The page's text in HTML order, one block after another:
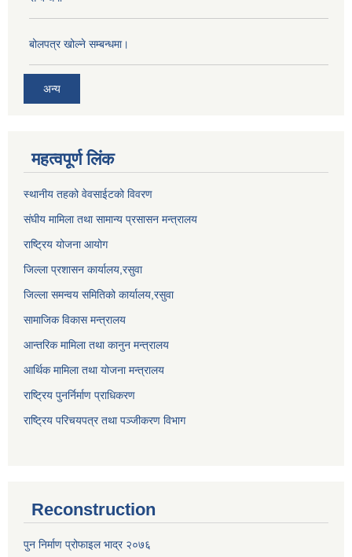
बोलपत्र खोल्ने सम्बन्धमा।
अन्य
महत्वपूर्ण लिंक
स्थानीय तहको वेवसाईटको विवरण
संघीय मामिला तथा सामान्य प्रसासन मन्त्रालय
राष्ट्रिय योजना आयोग
जिल्ला प्रशासन कार्यालय, रसुवा
जिल्ला समन्वय समितिको कार्यालय, रसुवा
सामाजिक विकास मन्त्रालय
आन्तरिक मामिला तथा कानुन मन्त्रालय
आर्थिक मामिला तथा योजना मन्त्रालय
राष्ट्रिय पुनर्निर्माण प्राधिकरण
राष्ट्रिय परिचयपत्र तथा पञ्जीकरण विभाग
Reconstruction
पुन निर्माण प्रोफाइल भाद्र २०७६